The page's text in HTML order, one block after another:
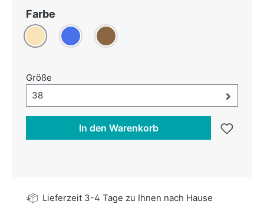
Farbe
Beige Blau Braun
Größe
Größe-Auswahl öffnen, aktuell ausgewählt:
38
In den Warenkorb
Lieferzeit 3-4 Tage zu Ihnen nach Hause